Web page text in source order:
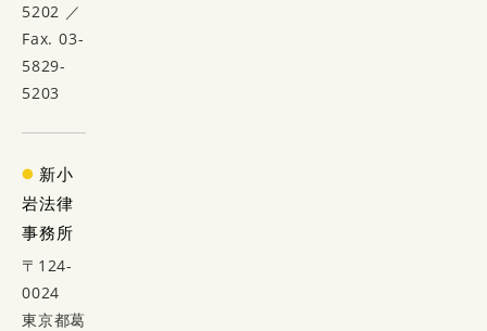
5202 ／
Fax. 03-
5829-
5203
新小
岩法律
事務所
〒124-
0024
東京都葛